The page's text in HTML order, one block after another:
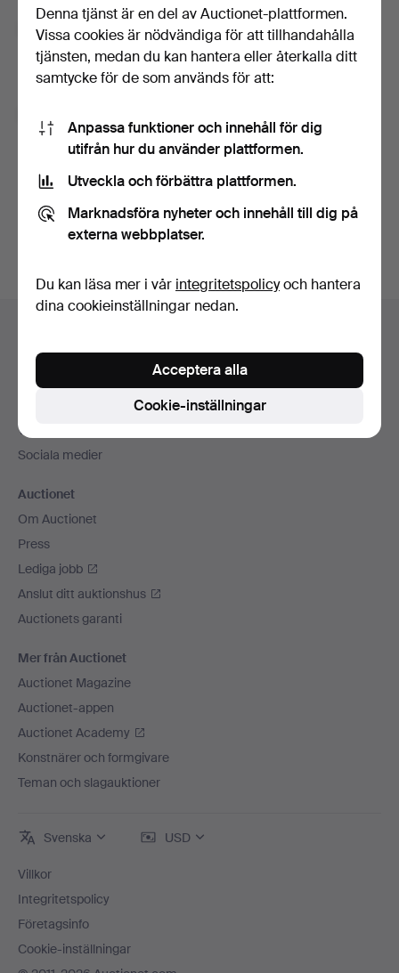
Prenumerera på Auctionets nyhetsbrev. (frivilligt)
Med bl.a. experttips, utvalda föremål och inspiration. Om du
ångrar dig kan du enkelt avsluta prenumerationen.
användarvillkoren,köpvillkoren samt bekräftar att jag
har tagit del avintegritetspolicyn.
Skapa konto
Sidfotsnavigation
Kontakta support
Alla auktionshus
Vi skickar med
Sociala medier
Auctionet
Om Auctionet
Press
Lediga jobb
Anslut ditt auktionshus
Auctionets garanti
Mer från Auctionet
Auctionet Magazine
Auctionet-appen
Auctionet Academy
Konstnärer och formgivare
Teman och slagauktioner
Svenska USD
Villkor
Integritetspolicy
Företagsinfo
Cookie-inställningar
Denna tjänst är en del av Auctionet-plattformen.
Vissa cookies är nödvändiga för att tillhandahålla
tjänsten, medan du kan hantera eller återkalla ditt
samtycke för de som används för att:
Anpassa funktioner och innehåll för dig
utifrån hur du använder plattformen.
Utveckla och förbättra plattformen.
Marknadsföra nyheter och innehåll till dig på
externa webbplatser.
Du kan läsa mer i vår integritetspolicyoch hantera
dina cookieinställningar nedan.
Cookie-inställningar
Acceptera alla